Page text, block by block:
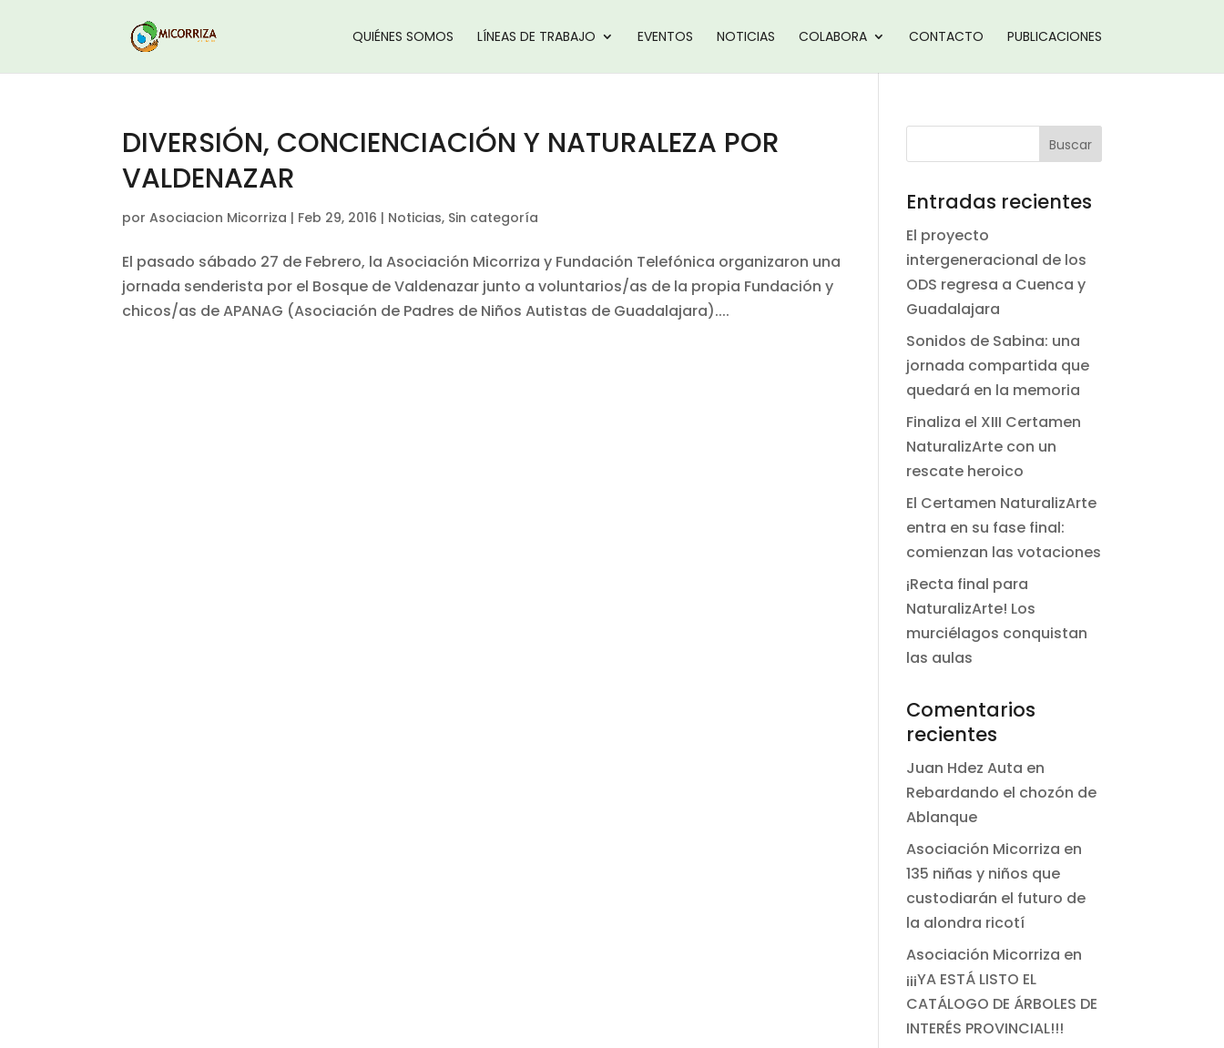
QUIÉNES SOMOS LÍNEAS DE TRABAJO EVENTOS NOTICIAS COLABORA CONTACTO PUBLICACIONES
DIVERSIÓN, CONCIENCIACIÓN Y NATURALEZA POR
VALDENAZAR
porAsociacion Micorriza | Feb 29, 2016 | Noticias, Sin categoría
El pasado sábado 27 de Febrero, la Asociación Micorriza y Fundación Telefónica organizaron una
jornada senderista por el Bosque de Valdenazar junto a voluntarios/as de la propia Fundación y
chicos/as de APANAG (Asociación de Padres de Niños Autistas de Guadalajara)....
Entradas recientes
El proyecto
intergeneracional de los
ODS regresa a Cuenca y
Guadalajara
Sonidos de Sabina: una
jornada compartida que
quedará en la memoria
Finaliza el XIII Certamen
NaturalizArte con un
rescate heroico
El Certamen NaturalizArte
entra en su fase final:
comienzan las votaciones
¡Recta final para
NaturalizArte! Los
murciélagos conquistan
las aulas
Comentarios
recientes
Juan Hdez Auta en
Rebardando el chozón de
Ablanque
Asociación Micorriza en
135 niñas y niños que
custodiarán el futuro de
la alondra ricotí
Asociación Micorriza en
¡¡¡YA ESTÁ LISTO EL
CATÁLOGO DE ÁRBOLES DE
INTERÉS PROVINCIAL!!!